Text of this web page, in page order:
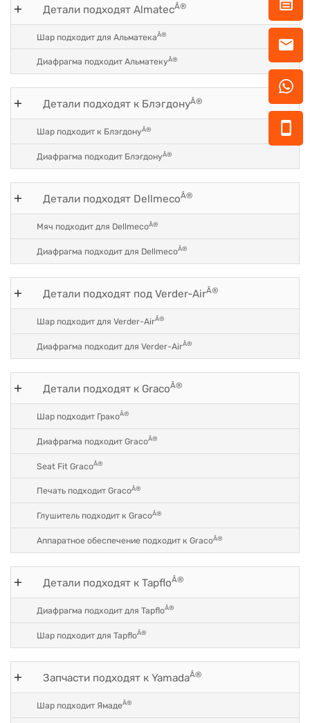
Детали подходят AlmatecÂ®
Шар подходит для АльматекаÂ®
Диафрагма подходит АльматекуÂ®
Детали подходят к БлэгдонуÂ®
Шар подходит к БлэгдонуÂ®
Диафрагма подходит БлэгдонуÂ®
Детали подходят DellmecoÂ®
Мяч подходит для DellmecoÂ®
Диафрагма подходит для DellmecoÂ®
Детали подходят под Verder-AirÂ®
Шар подходит для Verder-AirÂ®
Диафрагма подходит для Verder-AirÂ®
Детали подходят к GracoÂ®
Шар подходит ГракоÂ®
Диафрагма подходит GracoÂ®
Seat Fit GracoÂ®
Печать подходит GracoÂ®
Глушитель подходит к GracoÂ®
Аппаратное обеспечение подходит к GracoÂ®
Детали подходят к TapfloÂ®
Диафрагма подходит для TapfloÂ®
Шар подходит для TapfloÂ®
Запчасти подходят к YamadaÂ®
Шар подходит ЯмадеÂ®